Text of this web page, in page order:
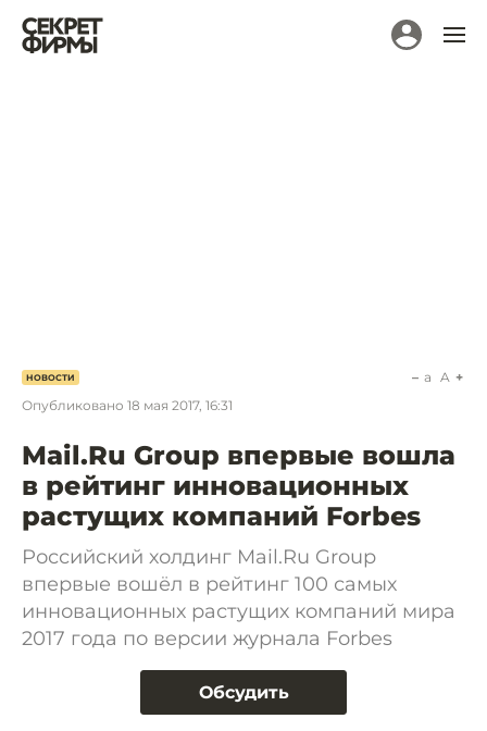
НОВОСТИ
Опубликовано 18 мая 2017, 16:31
a A
Mail.Ru Group впервые вошла
в рейтинг инновационных
растущих компаний Forbes
Российский холдинг Mail.Ru Group
впервые вошёл в рейтинг 100 самых
инновационных растущих компаний мира
2017 года по версии журнала Forbes
Обсудить